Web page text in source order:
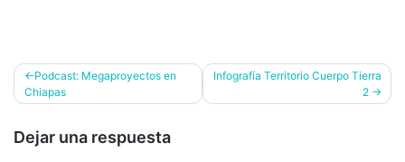
Navegación
de
entradas
Podcast: Megaproyectos en
Chiapas
Infografía Territorio Cuerpo Tierra
2
Dejar una respuesta